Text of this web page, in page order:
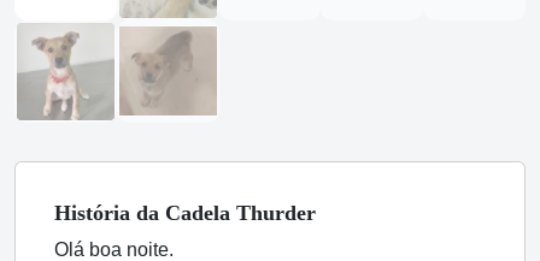
História da Cadela Thurder
Olá boa noite.